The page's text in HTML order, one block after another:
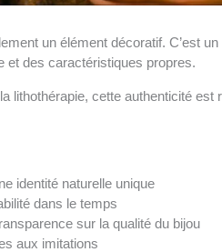
un élément décoratif. C’est
et des caractéristiques propres.
lithothérapie, cette authenticité est
identité naturelle unique
dans le temps
sur la qualité du bijou
aux imitations